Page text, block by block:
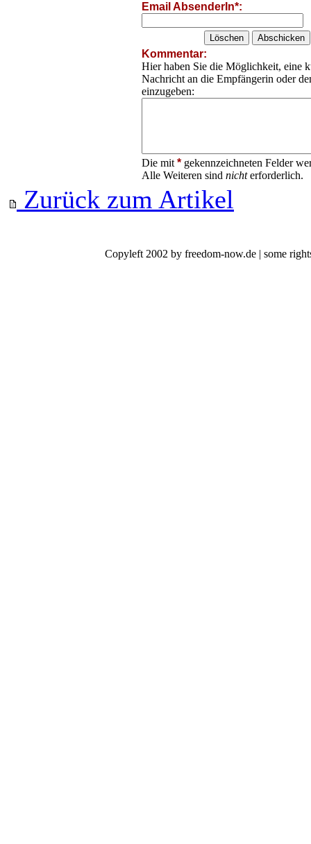
Email AbsenderIn*:
Kommentar:
Hier haben Sie die Möglichkeit, eine
Nachricht an die Empfängerin oder
einzugeben:
Die mit *gekennzeichneten Felder
Alle Weiteren sind nichterforderlich.
Zurück zum Artikel
Copyleft 2002 by freedom-now.de | some